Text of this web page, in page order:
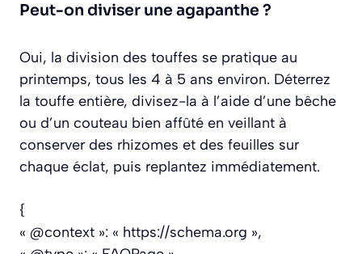
Peut-on diviser une agapanthe ?
Oui, la division des touffes se pratique au
printemps, tous les 4 à 5 ans environ. Déterrez
la touffe entière, divisez-la à l’aide d’une bêche
ou d’un couteau bien affûté en veillant à
conserver des rhizomes et des feuilles sur
chaque éclat, puis replantez immédiatement.
{
« @context »: « https://schema.org »,